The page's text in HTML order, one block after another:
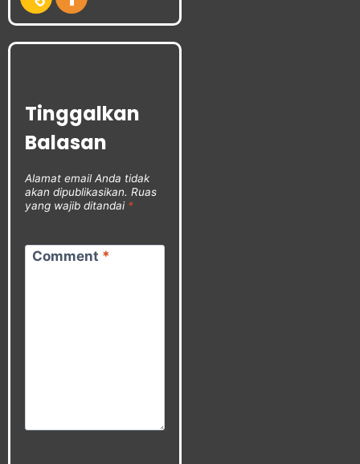
Tinggalkan
Balasan
Alamat email Anda tidak
akan dipublikasikan. Ruas
yang wajib ditandai *
Comment *